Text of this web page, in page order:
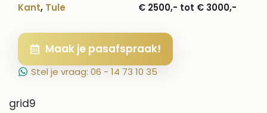
Kant, Tule € 2500,- tot € 3000,-
Maak je pasafspraak!
Stel je vraag: 06 - 14 73 10 35
grid9